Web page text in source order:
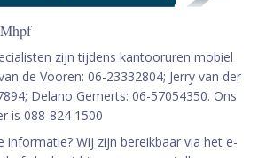
zijn tijdens kantooruren mobiel
de Vooren: 06-23332804; Jerry van der
Delano Gemerts: 06-57054350. Ons
is 088-824 1500
informatie? Wij zijn bereikbaar via het e-